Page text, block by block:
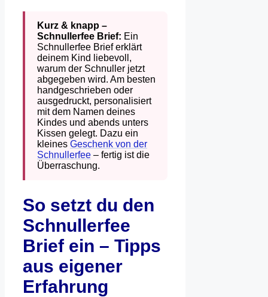
Kurz & knapp –
Schnullerfee Brief: Ein
Schnullerfee Brief erklärt
deinem Kind liebevoll,
warum der Schnuller jetzt
abgegeben wird. Am besten
handgeschrieben oder
ausgedruckt, personalisiert
mit dem Namen deines
Kindes und abends unters
Kissen gelegt. Dazu ein
kleines Geschenk von der
Schnullerfee – fertig ist die
Überraschung.
So setzt du den
Schnullerfee
Brief ein – Tipps
aus eigener
Erfahrung